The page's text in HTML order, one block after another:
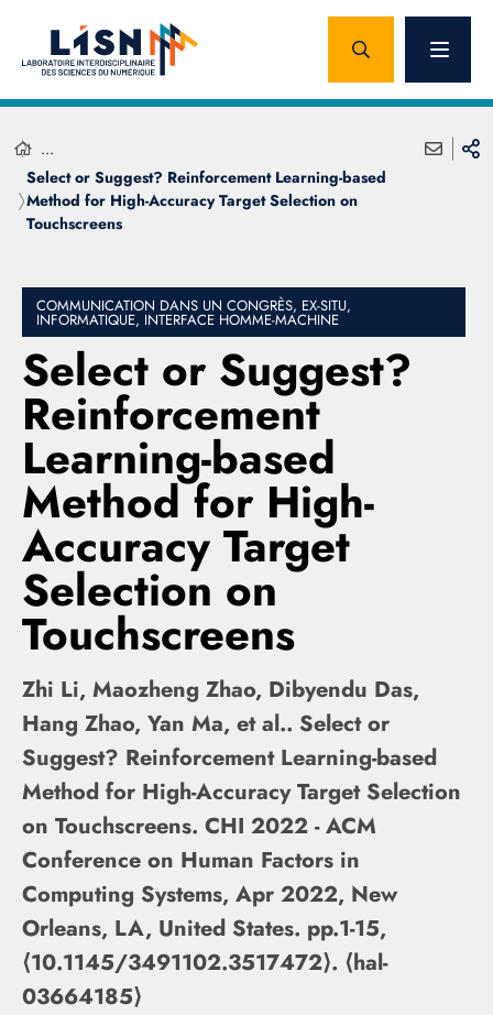
...
Select or Suggest? Reinforcement Learning-based
Method for High-Accuracy Target Selection on
Touchscreens
COMMUNICATION DANS UN CONGRÈS, EX-SITU,
INFORMATIQUE, INTERFACE HOMME-MACHINE
Select or Suggest?
Reinforcement
Learning-based
Method for High-
Accuracy Target
Selection on
Touchscreens
Zhi Li, Maozheng Zhao, Dibyendu Das,
Hang Zhao, Yan Ma, et al.. Select or
Suggest? Reinforcement Learning-based
Method for High-Accuracy Target Selection
on Touchscreens. CHI 2022 - ACM
Conference on Human Factors in
Computing Systems, Apr 2022, New
Orleans, LA, United States. pp.1-15,
⟨10.1145/3491102.3517472⟩. ⟨hal-
03664185⟩